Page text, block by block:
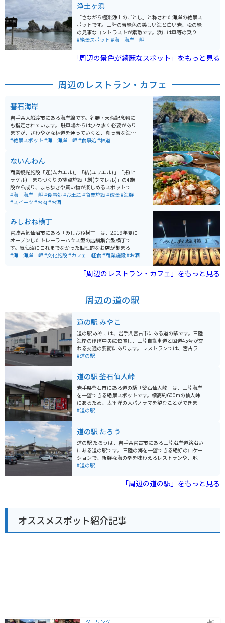
一般公開も行われています。 近くまで車やバイクで行け
ないので、3.8km離れた駐車場に駐車し、そこから山道
を歩いて向かうことになります。道は一部舗装されてい
ますが、ほとんど未舗装なので、結構大変です。駐車場
から歩いて30分ほどかかります。海辺には、本州最東端
がない人はやめておいた方がいいかもしれません。 到達
証明書は、宮古市内の以下の場所で購入できるので、行
ラルホテル熊安 ・宮古ホテル沢田屋 ・浄土ヶ浜パークホ
テル ・ホテル近江屋 ・休暇村陸中宮古 ・宮古市重茂出
浄土ヶ浜
「さながら極楽浄土のごとし」と称された海岸の絶景ス
ポットです。三陸の青緑色の美しい海と白い岩、松の緑
の見事なコントラストが素敵です。浜には車等の乗り入
れができないため、駐車場から歩いて散策が必要です
れます。
#絶景スポット #海｜海岸｜岬
「周辺の景色が綺麗なスポット」をもっと見る
周辺のレストラン・カフェ
碁石海岸
岩手県大船渡市にある海岸線です。名勝・天然記念物に
も指定されています。 駐車場からは少々歩く必要があり
ますが、さわやかな林道を通っていくと、真っ青な海の
絶景が広がっています。 お食事処も近くにあります。海
#絶景スポット #海｜海岸｜岬#食事処 #林道
ないんわん
商業観光施設「迎(ムカエル)」「結(ユワエル)」「拓(ヒ
ラケル)」まちづくりの拠点施設「創(ウマレル)」の4施
設から成り、まち歩きや買い物が楽しめるスポットで
す。 地元の食材を使ったグルメを楽しむのはもちろん、
ここでしかゲットできないお土産などもあります。 施設
がてら足を伸ばしてみては？潮風を感じながら、間近に
見る漁船は圧巻です！運が良ければ、漁師さんに会うこ
とができるかも。
#海｜海岸｜岬#食事処 #お土産#商業施設#夜景#海鮮
#スイーツ #お肉#お酒
みしおね横丁
宮城県気仙沼市にある「みしおね横丁」は、2019年夏に
オープンしたトレーラーハウス型の店舗集合型横丁で
す。気仙沼にこれまでなかった個性的なお店が集まる場
所として、地元住民や観光客に人気を集めています。 み
料理、沖縄料理、ラーメン、朝食を提供する店舗など、
多様なグルメスポットが揃っています。気仙沼魚市場の
異なるため、訪問前に確認することをおすすめします。
#海｜海岸｜岬#文化施設#カフェ｜軽食#商業施設#お酒
「周辺のレストラン・カフェ」をもっと見る
周辺の道の駅
道の駅 みやこ
道の駅 みやこは、岩手県宮古市にある道の駅です。三陸
海岸のほぼ中央に位置し、三陸自動車道と国道45号が交
わる交通の要衝にあります。 レストランでは、宮古ラー
メンや瓶ドンなどの地元グルメを味わえます。また、物
三陸産の新鮮なウニを使った「生うに丼」です。 バイク
で訪れる場合、道の駅には広い駐車場が完備されている
ので安心です。また、三陸海岸沿いをツーリングする際
の休憩スポットとしても最適です。周辺には、浄土ヶ浜
や龍泉洞などの景勝地も多く点在しています。 道の駅 み
所です。
#道の駅
道の駅 釜石仙人峠
岩手県釜石市にある道の駅「釜石仙人峠」は、三陸海岸
を一望できる絶景スポットです。標高約600mの仙人峠
にあるため、太平洋の大パノラマを望むことができま
す。 晴れた日には水平線まで見渡せることもあり、特に
ナーには海産物や地元の特産品が並びます。 バイクで訪
れる場合は、峠道はカーブが多いので注意が必要です。
駐車場も広く、休憩に最適な道の駅です。
#道の駅
道の駅 たろう
道の駅 たろうは、岩手県宮古市にある三陸沿岸道路沿い
にある道の駅です。 三陸の海を一望できる絶好のロケー
ションで、新鮮な海の幸を味わえるレストランや、地元
の特産品を販売するショップが人気です。 バイクで訪れ
す。道の駅には、広々とした駐車場と休憩スペースが完
備されているので、ツーリングの休憩場所としても最適
昆布などの海藻類も人気です。 また、道の駅 たろうで
は、季節ごとに様々なイベントも開催されています。
#道の駅
「周辺の道の駅」をもっと見る
オススメスポット紹介記事